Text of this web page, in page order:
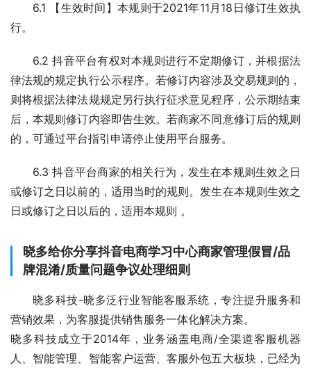
6.1 【生效时间】本规则于2021年11月18日修订生效执
行。
6.2 抖音平台有权对本规则进行不定期修订，并根据法
律法规的规定执行公示程序。若修订内容涉及交易规则的，
则将根据法律法规规定另行执行征求意见程序，公示期结束
后，本规则修订内容即告生效。若商家不同意修订后的规则
的，可通过平台指引申请停止使用平台服务。
6.3 抖音平台商家的相关行为，发生在本规则生效之日
或修订之日以前的，适用当时的规则。发生在本规则生效之
日或修订之日以后的，适用本规则 。
晓多给你分享抖音电商学习中心商家管理假冒/品
牌混淆/质量问题争议处理细则
晓多科技-晓多泛行业智能客服系统，专注提升服务和
营销效果，为客服提供销售服务一体化解决方案。
晓多科技成立于2014年，业务涵盖电商/全渠道客服机器
人、智能管理、智能客户运营、客服外包五大板块，已经为